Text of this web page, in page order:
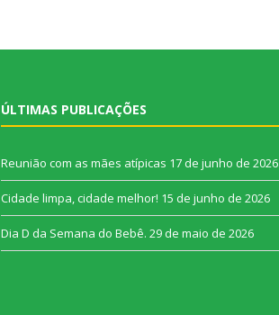
ÚLTIMAS PUBLICAÇÕES
Reunião com as mães atípicas 17 de junho de 2026
Cidade limpa, cidade melhor! 15 de junho de 2026
Dia D da Semana do Bebê. 29 de maio de 2026